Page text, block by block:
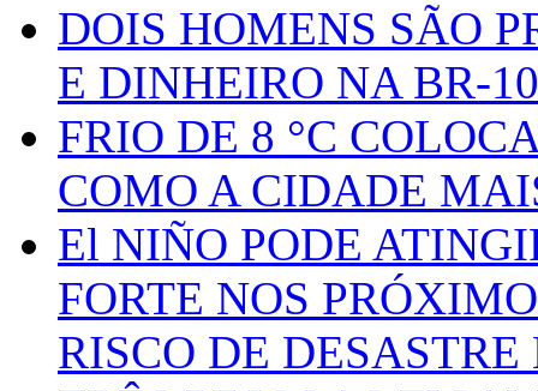
DOIS HOMENS SÃO
E DINHEIRO NA BR-
FRIO DE 8 °C
COMO A CIDADE
El NIÑO PODE
FORTE NOS
RISCO DE